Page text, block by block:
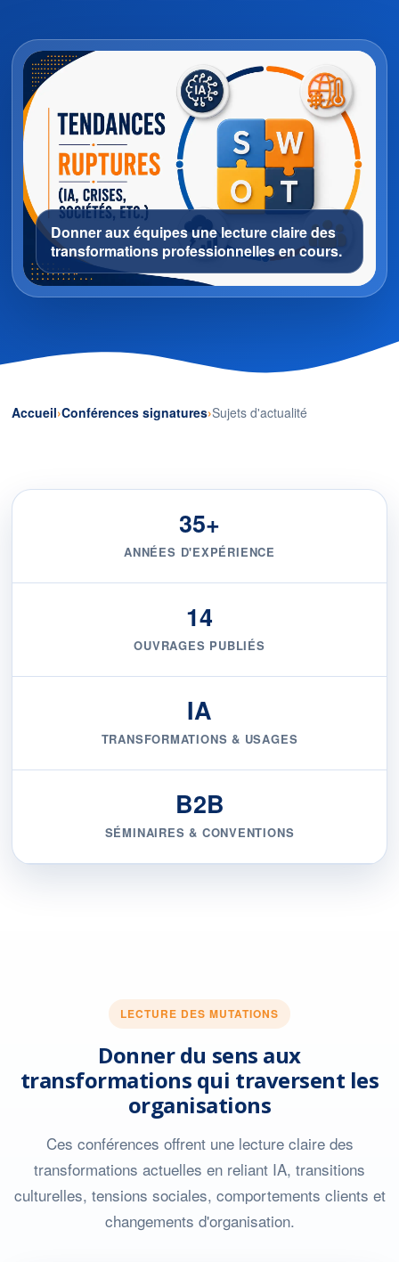
Donner aux équipes une lecture claire des
transformations professionnelles en cours.
Accueil Conférences signatures Sujets d'actualité
35+
ANNÉES D'EXPÉRIENCE
14
OUVRAGES PUBLIÉS
IA
TRANSFORMATIONS & USAGES
B2B
SÉMINAIRES & CONVENTIONS
LECTURE DES MUTATIONS
Donner du sens aux
transformations qui traversent les
organisations
Ces conférences offrent une lecture claire des
transformations actuelles en reliant IA, transitions
culturelles, tensions sociales, comportements clients et
changements d'organisation.